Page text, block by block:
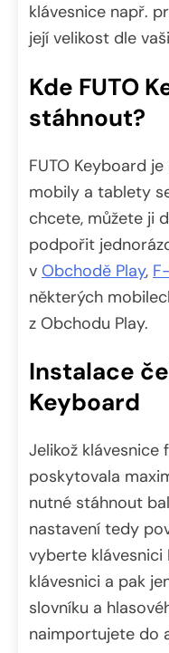
klávesnice např.
její velikost dle
Kde FUTO
stáhnout?
FUTO Keyboard
mobily a tablety
chcete, můžete ji
podpořit
v Obchodě Play,
některých
z Obchodu Play.
Instalace
Keyboard
Jelikož klávesnice
poskytovala
nutné stáhnout
nastavení tedy
vyberte klávesnici
klávesnici a pak
slovníku a
naimportujete do